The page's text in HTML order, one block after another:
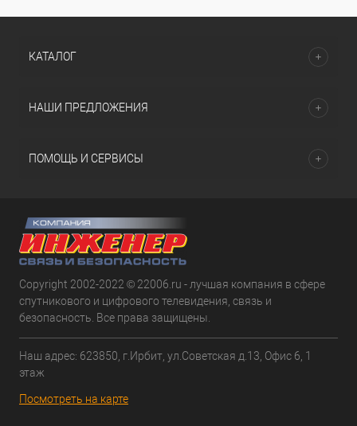
КАТАЛОГ
НАШИ ПРЕДЛОЖЕНИЯ
ПОМОЩЬ И СЕРВИСЫ
Copyright 2002-2022 © 22006.ru - лучшая компания в сфере
спутникового и цифрового телевидения, связь и
безопасность. Все права защищены.
Наш адрес: 623850, г.Ирбит, ул.Советская д.13, Офис 6, 1
этаж
Посмотреть на карте